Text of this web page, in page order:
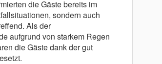
die Gäste bereits im
sondern auch
Als der
aufgrund von starkem Regen
die Gäste dank der gut